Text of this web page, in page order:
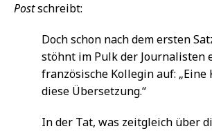
Postschreibt:
Doch schon nach dem ersten
stöhnt im Pulk der Journalisten
französische Kollegin auf: „Eine
diese Übersetzung.“
In der Tat, was zeitgleich über